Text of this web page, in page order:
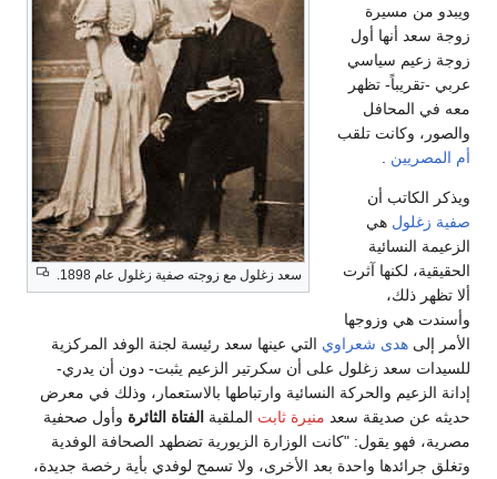
سعد زغلول مع زوجته صفية زغلول عام 1898.
ويبدو من مسيرة
زوجة سعد أنها أول
زوجة زعيم سياسي
عربي -تقريباً- تظهر
معه في المحافل
والصور، وكانت تلقب
أم المصريين
ويذكر الكاتب أن
صفية زغلول هي
الزعيمة النسائية
الحقيقية، لكنها آثرت
ألا تظهر ذلك،
وأسندت هي وزوجها
الأمر إلى هدى شعراوي التي عينها سعد رئيسة لجنة الوفد المركزية
للسيدات سعد زغلول على أن سكرتير الزعيم يثبت- دون أن يدري-
إدانة الزعيم والحركة النسائية وارتباطها بالاستعمار، وذلك في معرض
حديثه عن صديقة سعد منيرة ثابت الملقبة الفتاة الثائرة وأول صحفية
مصرية، فهو يقول: "كانت الوزارة الزيورية تضطهد الصحافة الوفدية
وتغلق جرائدها واحدة بعد الأخرى، ولا تسمح لوفدي بأية رخصة جديدة،